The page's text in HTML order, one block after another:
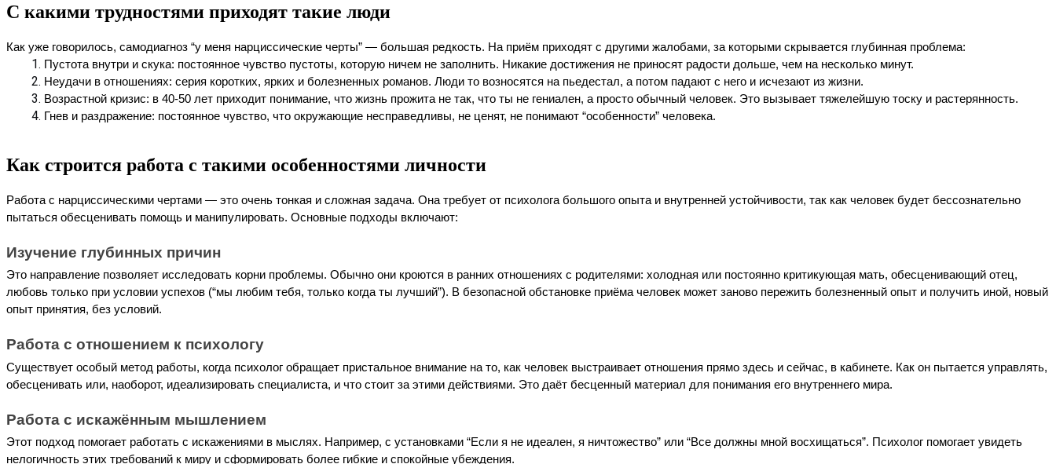
С какими трудностями приходят такие люди
Как уже говорилось, самодиагноз “у меня нарциссические черты” — большая редкость. На приём приходят с другими жалобами, за которыми скрывается глубинная проблема:
Пустота внутри и скука: постоянное чувство пустоты, которую ничем не заполнить. Никакие достижения не приносят радости дольше, чем на несколько минут.
Неудачи в отношениях: серия коротких, ярких и болезненных романов. Люди то возносятся на пьедестал, а потом падают с него и исчезают из жизни.
Возрастной кризис: в 40-50 лет приходит понимание, что жизнь прожита не так, что ты не гениален, а просто обычный человек. Это вызывает тяжелейшую тоску и растерянность.
Гнев и раздражение: постоянное чувство, что окружающие несправедливы, не ценят, не понимают “особенности” человека.
Как строится работа с такими особенностями личности
Работа с нарциссическими чертами — это очень тонкая и сложная задача. Она требует от психолога большого опыта и внутренней устойчивости, так как человек будет бессознательно
пытаться обесценивать помощь и манипулировать. Основные подходы включают:
Изучение глубинных причин
Это направление позволяет исследовать корни проблемы. Обычно они кроются в ранних отношениях с родителями: холодная или постоянно критикующая мать, обесценивающий отец,
любовь только при условии успехов (“мы любим тебя, только когда ты лучший”). В безопасной обстановке приёма человек может заново пережить болезненный опыт и получить иной, новый
опыт принятия, без условий.
Работа с отношением к психологу
Существует особый метод работы, когда психолог обращает пристальное внимание на то, как человек выстраивает отношения прямо здесь и сейчас, в кабинете. Как он пытается управлять,
обесценивать или, наоборот, идеализировать специалиста, и что стоит за этими действиями. Это даёт бесценный материал для понимания его внутреннего мира.
Работа с искажённым мышлением
Этот подход помогает работать с искажениями в мыслях. Например, с установками “Если я не идеален, я ничтожество” или “Все должны мной восхищаться”. Психолог помогает увидеть
нелогичность этих требований к миру и сформировать более гибкие и спокойные убеждения.